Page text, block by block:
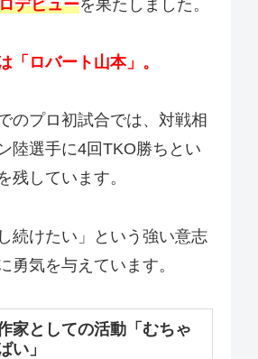
デビューを果たしました。
「ロバート山本」。
のプロ初試合では、対戦相
陸選手に4回TKO勝ちとい
残しています。
続けたい」という強い意志
勇気を与えています。
家としての活動「むちゃ
い」